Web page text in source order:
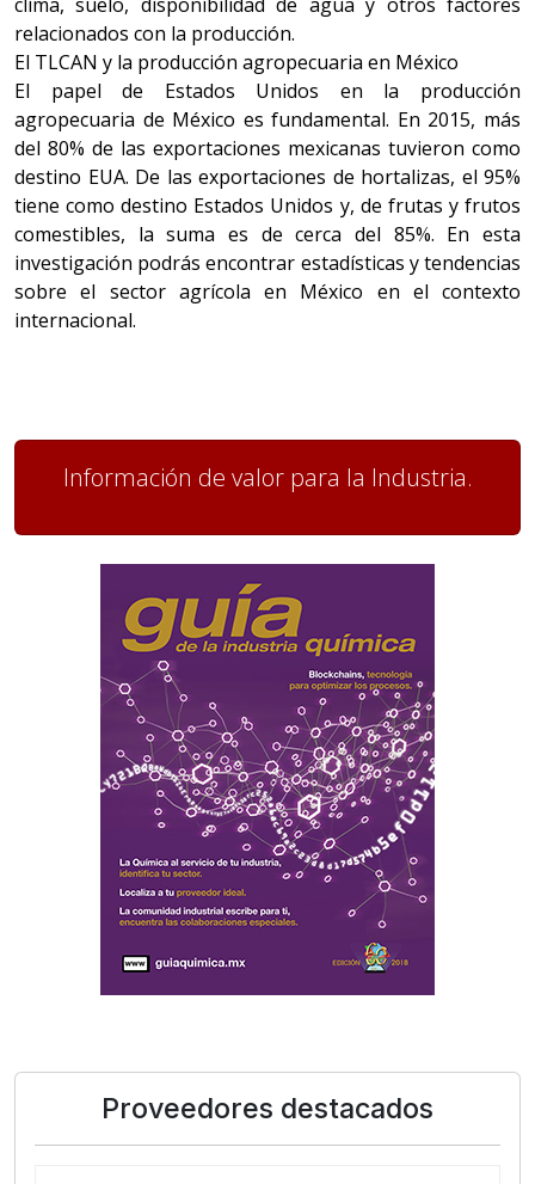
relacionados con la producción.
El TLCAN y la producción agropecuaria en México
El papel de Estados Unidos en la producción
agropecuaria de México es fundamental. En 2015, más
del 80% de las exportaciones mexicanas tuvieron como
destino EUA. De las exportaciones de hortalizas, el 95%
tiene como destino Estados Unidos y, de frutas y frutos
comestibles, la suma es de cerca del 85%. En esta
investigación podrás encontrar estadísticas y tendencias
sobre el sector agrícola en México en el contexto
internacional.
Información de valor para la Industria.
Proveedores destacados